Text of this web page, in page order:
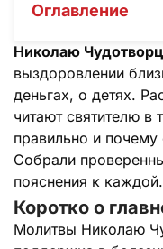
Оглавление
Николаю
выздоровлении
деньгах, о детях.
читают святителю в
правильно и
Собрали
пояснения к каждой.
Коротко о
Молитвы Николаю